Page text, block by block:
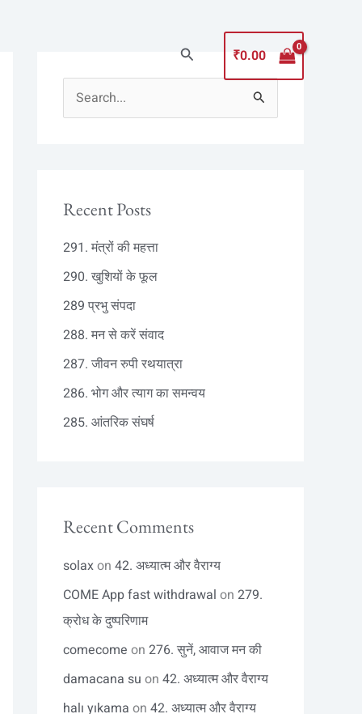
Search ₹0.00
c
f
o
r
:
Recent Posts
291. मंत्रों की महत्ता
290. खुशियों के फूल
289 प्रभु संपदा
288. मन से करें संवाद
287. जीवन रुपी रथयात्रा
286. भोग और त्याग का समन्वय
285. आंतरिक संघर्ष
Recent Comments
solaxon 42. अध्यात्म और वैराग्य
COME App fast withdrawal on 279.
क्रोध के दुष्परिणाम
comecome on 276. सुनें, आवाज मन की
damacana su on 42. अध्यात्म और वैराग्य
halı yıkama on 42. अध्यात्म और वैराग्य